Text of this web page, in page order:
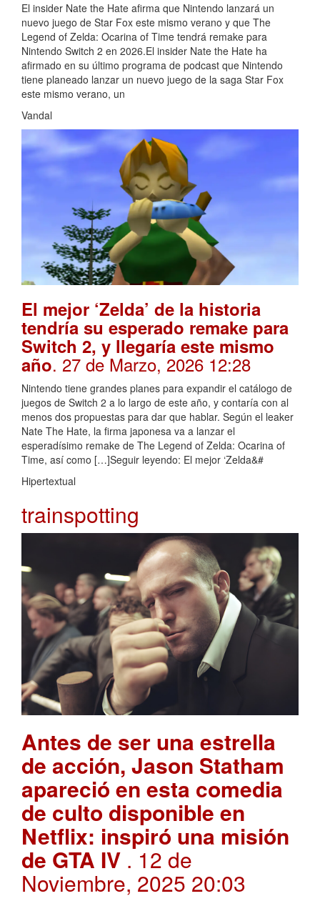
El insider Nate the Hate afirma que Nintendo lanzará un
nuevo juego de Star Fox este mismo verano y que The
Legend of Zelda: Ocarina of Time tendrá remake para
Nintendo Switch 2 en 2026.El insider Nate the Hate ha
afirmado en su último programa de podcast que Nintendo
tiene planeado lanzar un nuevo juego de la saga Star Fox
este mismo verano, un
Vandal
El mejor ‘Zelda’ de la historia
tendría su esperado remake para
Switch 2, y llegaría este mismo
año. 27 de Marzo, 2026 12:28
Nintendo tiene grandes planes para expandir el catálogo de
juegos de Switch 2 a lo largo de este año, y contaría con al
menos dos propuestas para dar que hablar. Según el leaker
Nate The Hate, la firma japonesa va a lanzar el
esperadísimo remake de The Legend of Zelda: Ocarina of
Time, así como […]Seguir leyendo: El mejor ‘Zelda&#
Hipertextual
trainspotting
Antes de ser una estrella
de acción, Jason Statham
apareció en esta comedia
de culto disponible en
Netflix: inspiró una misión
de GTA IV . 12 de
Noviembre, 2025 20:03